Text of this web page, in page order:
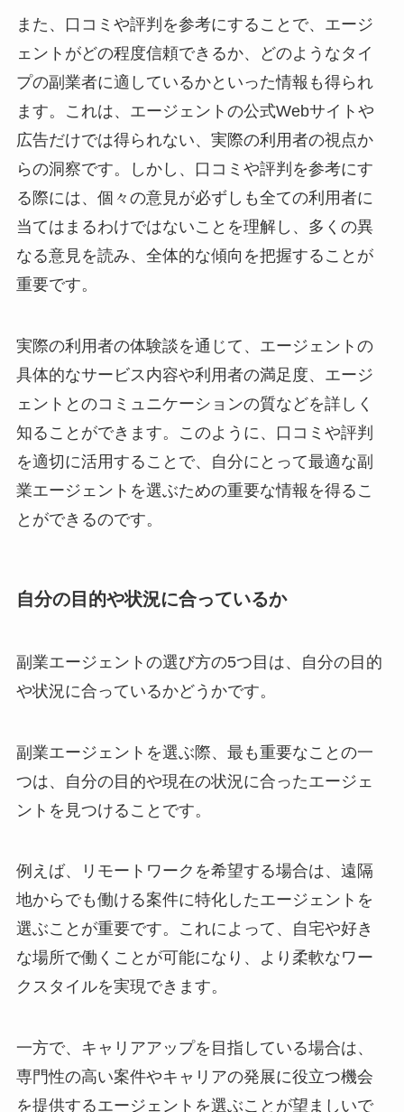
また、口コミや評判を参考にすることで、エージ
ェントがどの程度信頼できるか、どのようなタイ
プの副業者に適しているかといった情報も得られ
ます。これは、エージェントの公式Webサイトや
広告だけでは得られない、実際の利用者の視点か
らの洞察です。しかし、口コミや評判を参考にす
る際には、個々の意見が必ずしも全ての利用者に
当てはまるわけではないことを理解し、多くの異
なる意見を読み、全体的な傾向を把握することが
重要です。
実際の利用者の体験談を通じて、エージェントの
具体的なサービス内容や利用者の満足度、エージ
ェントとのコミュニケーションの質などを詳しく
知ることができます。このように、口コミや評判
を適切に活用することで、自分にとって最適な副
業エージェントを選ぶための重要な情報を得るこ
とができるのです。
自分の目的や状況に合っているか
副業エージェントの選び方の5つ目は、自分の目的
や状況に合っているかどうかです。
副業エージェントを選ぶ際、最も重要なことの一
つは、自分の目的や現在の状況に合ったエージェ
ントを見つけることです。
例えば、リモートワークを希望する場合は、遠隔
地からでも働ける案件に特化したエージェントを
選ぶことが重要です。これによって、自宅や好き
な場所で働くことが可能になり、より柔軟なワー
クスタイルを実現できます。
一方で、キャリアアップを目指している場合は、
専門性の高い案件やキャリアの発展に役立つ機会
を提供するエージェントを選ぶことが望ましいで